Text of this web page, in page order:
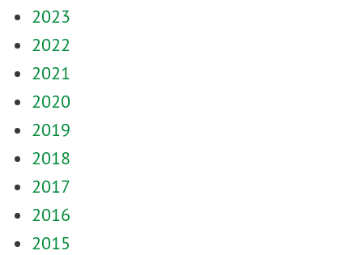
2023
2022
2021
2020
2019
2018
2017
2016
2015